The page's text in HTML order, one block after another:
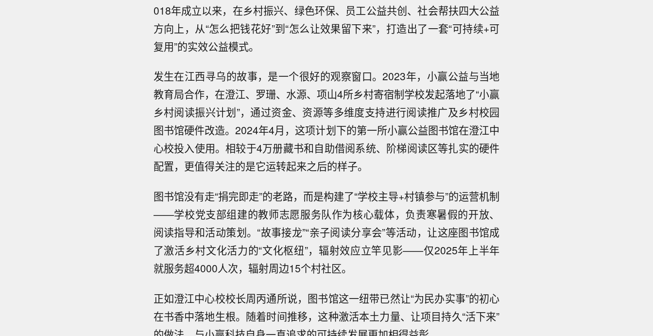
018年成立以来，在乡村振兴、绿色环保、员工公益共创、社会帮扶四大公益
方向上，从“怎么把钱花好”到“怎么让效果留下来”，打造出了一套“可持续+可
复用”的实效公益模式。
发生在江西寻乌的故事，是一个很好的观察窗口。2023年，小赢公益与当地
教育局合作，在澄江、罗珊、水源、项山4所乡村寄宿制学校发起落地了“小赢
乡村阅读振兴计划”，通过资金、资源等多维度支持进行阅读推广及乡村校园
图书馆硬件改造。2024年4月，这项计划下的第一所小赢公益图书馆在澄江中
心校投入使用。相较于4万册藏书和自助借阅系统、阶梯阅读区等扎实的硬件
配置，更值得关注的是它运转起来之后的样子。
图书馆没有走“捐完即走”的老路，而是构建了“学校主导+村镇参与”的运营机制
——学校党支部组建的教师志愿服务队作为核心载体，负责寒暑假的开放、
阅读指导和活动策划。“故事接龙”“亲子阅读分享会”等活动，让这座图书馆成
了激活乡村文化活力的“文化枢纽”，辐射效应立竿见影——仅2025年上半年
就服务超4000人次，辐射周边15个村社区。
正如澄江中心校校长周丙通所说，图书馆这一纽带已然让“为民办实事”的初心
在书香中落地生根。随着时间推移，这种激活本土力量、让项目持久“活下来”